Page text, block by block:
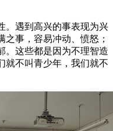
。遇到高兴的事表现为兴
事，容易冲动、愤怒；
。这些都是因为不理智造
就不叫青少年，我们就不